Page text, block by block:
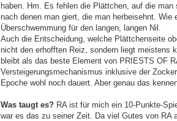
haben. Hm. Es fehlen die Plättchen, auf die
nach denen man giert, die man herbeisehnt. Wie
Überschwemmung für den langen, langen Nil.
Auch die Entscheidung, welche Plättchenseite
nicht den erhofften Reiz, sondern liegt meistens
bleibt als das beste Element von PRIESTS OF
Versteigerungsmechanismus inklusive der
Epoche wohl noch dauert. Aber genau das
Was taugt es? RA ist für mich ein 10-Punkte-
war es das zu seiner Zeit. Da viel Gutes von RA